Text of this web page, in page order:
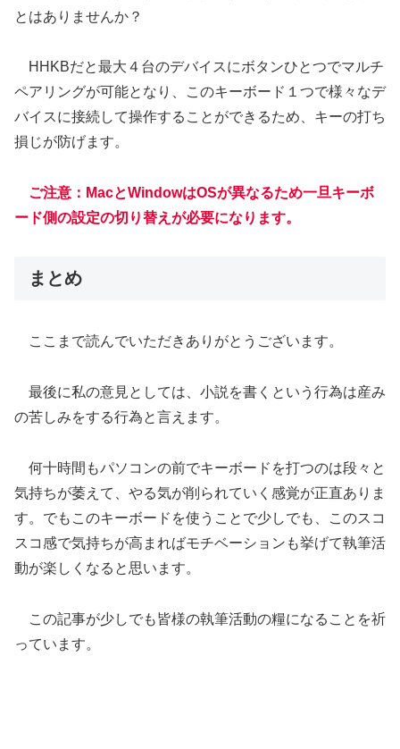
とはありませんか？
HHKBだと最大４台のデバイスにボタンひとつでマルチ
ペアリングが可能となり、このキーボード１つで様々なデ
バイスに接続して操作することができるため、キーの打ち
損じが防げます。
ご注意：MacとWindowはOSが異なるため一旦キーボ
ード側の設定の切り替えが必要になります。
まとめ
ここまで読んでいただきありがとうございます。
最後に私の意見としては、小説を書くという行為は産み
の苦しみをする行為と言えます。
何十時間もパソコンの前でキーボードを打つのは段々と
気持ちが萎えて、やる気が削られていく感覚が正直ありま
す。でもこのキーボードを使うことで少しでも、このスコ
スコ感で気持ちが高まればモチベーションも挙げて執筆活
動が楽しくなると思います。
この記事が少しでも皆様の執筆活動の糧になることを祈
っています。